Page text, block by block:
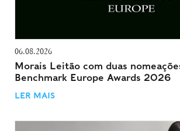
06.08.2026
Morais Leitão com duas
Benchmark Europe Awards 2026
LER MAIS